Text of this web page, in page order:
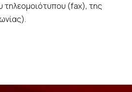
τηλεομοιότυπου (fax), της